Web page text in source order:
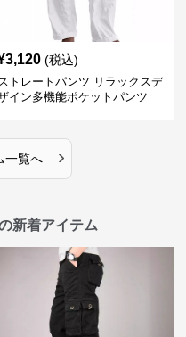
3,120 (税込)
ストレートパンツ リラックスデ
イン多機能ポケットパンツ
一覧へ ›
新着アイテム